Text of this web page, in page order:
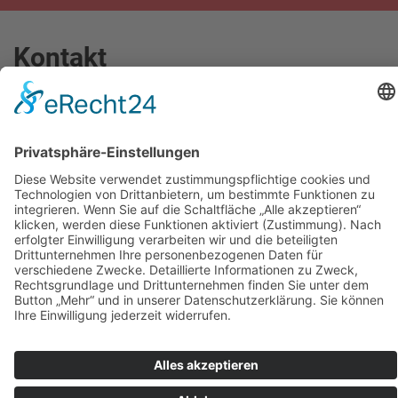
Kontakt
Thomas-Dehler-Str. 5
info@dermietbagger.de
0 94 05 / 9 18 434-0
0 15 22 / 573 0 599
0 94 05 / 9 18 434-5
www.dermietbagger.de
Rechtliches
Datenschutz